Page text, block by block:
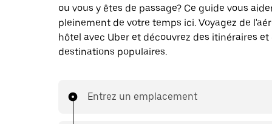
ou vous y êtes de passage? Ce guide vous
pleinement de votre temps ici. Voyagez de
hôtel avec Uber et découvrez des itinéraires et
destinations populaires.
Entrez un emplacement